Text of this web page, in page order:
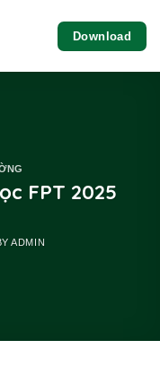
Download
FPT 2025
ADMIN